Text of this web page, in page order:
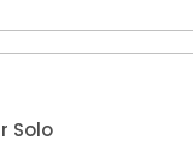
Solo